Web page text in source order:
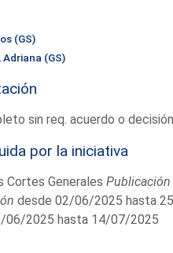
(GS)
(GS)
sin req. acuerdo o decisión
por la iniciativa
Cortes Generales Publicación
desde 02/06/2025 hasta
06/2025 hasta 14/07/2025